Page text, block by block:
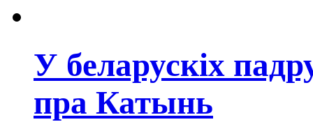
У беларускіх
пра Катынь